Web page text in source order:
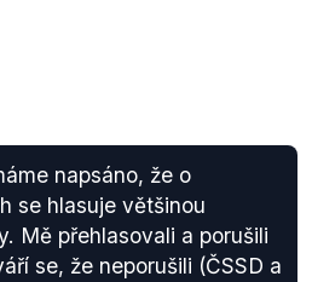
napsáno, že o
se hlasuje většinou
Mě přehlasovali a porušili
se, že neporušili (ČSSD a